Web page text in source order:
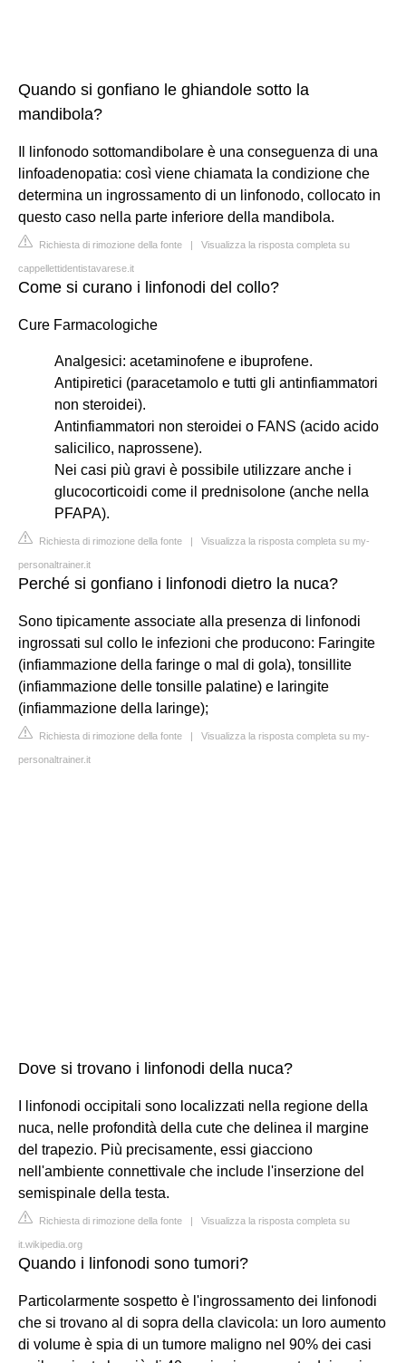
Quando si gonfiano le ghiandole sotto la
mandibola?
Il linfonodo sottomandibolare è una conseguenza di una
linfoadenopatia: così viene chiamata la condizione che
determina un ingrossamento di un linfonodo, collocato in
questo caso nella parte inferiore della mandibola.
Richiesta di rimozione della fonte | Visualizza la risposta completa su
cappellettidentistavarese.it
Come si curano i linfonodi del collo?
Cure Farmacologiche
Analgesici: acetaminofene e ibuprofene.
Antipiretici (paracetamolo e tutti gli antinfiammatori
non steroidei).
Antinfiammatori non steroidei o FANS (acido acido
salicilico, naprossene).
Nei casi più gravi è possibile utilizzare anche i
glucocorticoidi come il prednisolone (anche nella
PFAPA).
Richiesta di rimozione della fonte | Visualizza la risposta completa su my-
personaltrainer.it
Perché si gonfiano i linfonodi dietro la nuca?
Sono tipicamente associate alla presenza di linfonodi
ingrossati sul collo le infezioni che producono: Faringite
(infiammazione della faringe o mal di gola), tonsillite
(infiammazione delle tonsille palatine) e laringite
(infiammazione della laringe);
Richiesta di rimozione della fonte | Visualizza la risposta completa su my-
personaltrainer.it
Dove si trovano i linfonodi della nuca?
I linfonodi occipitali sono localizzati nella regione della
nuca, nelle profondità della cute che delinea il margine
del trapezio. Più precisamente, essi giacciono
nell'ambiente connettivale che include l'inserzione del
semispinale della testa.
Richiesta di rimozione della fonte | Visualizza la risposta completa su
it.wikipedia.org
Quando i linfonodi sono tumori?
Particolarmente sospetto è l'ingrossamento dei linfonodi
che si trovano al di sopra della clavicola: un loro aumento
di volume è spia di un tumore maligno nel 90% dei casi